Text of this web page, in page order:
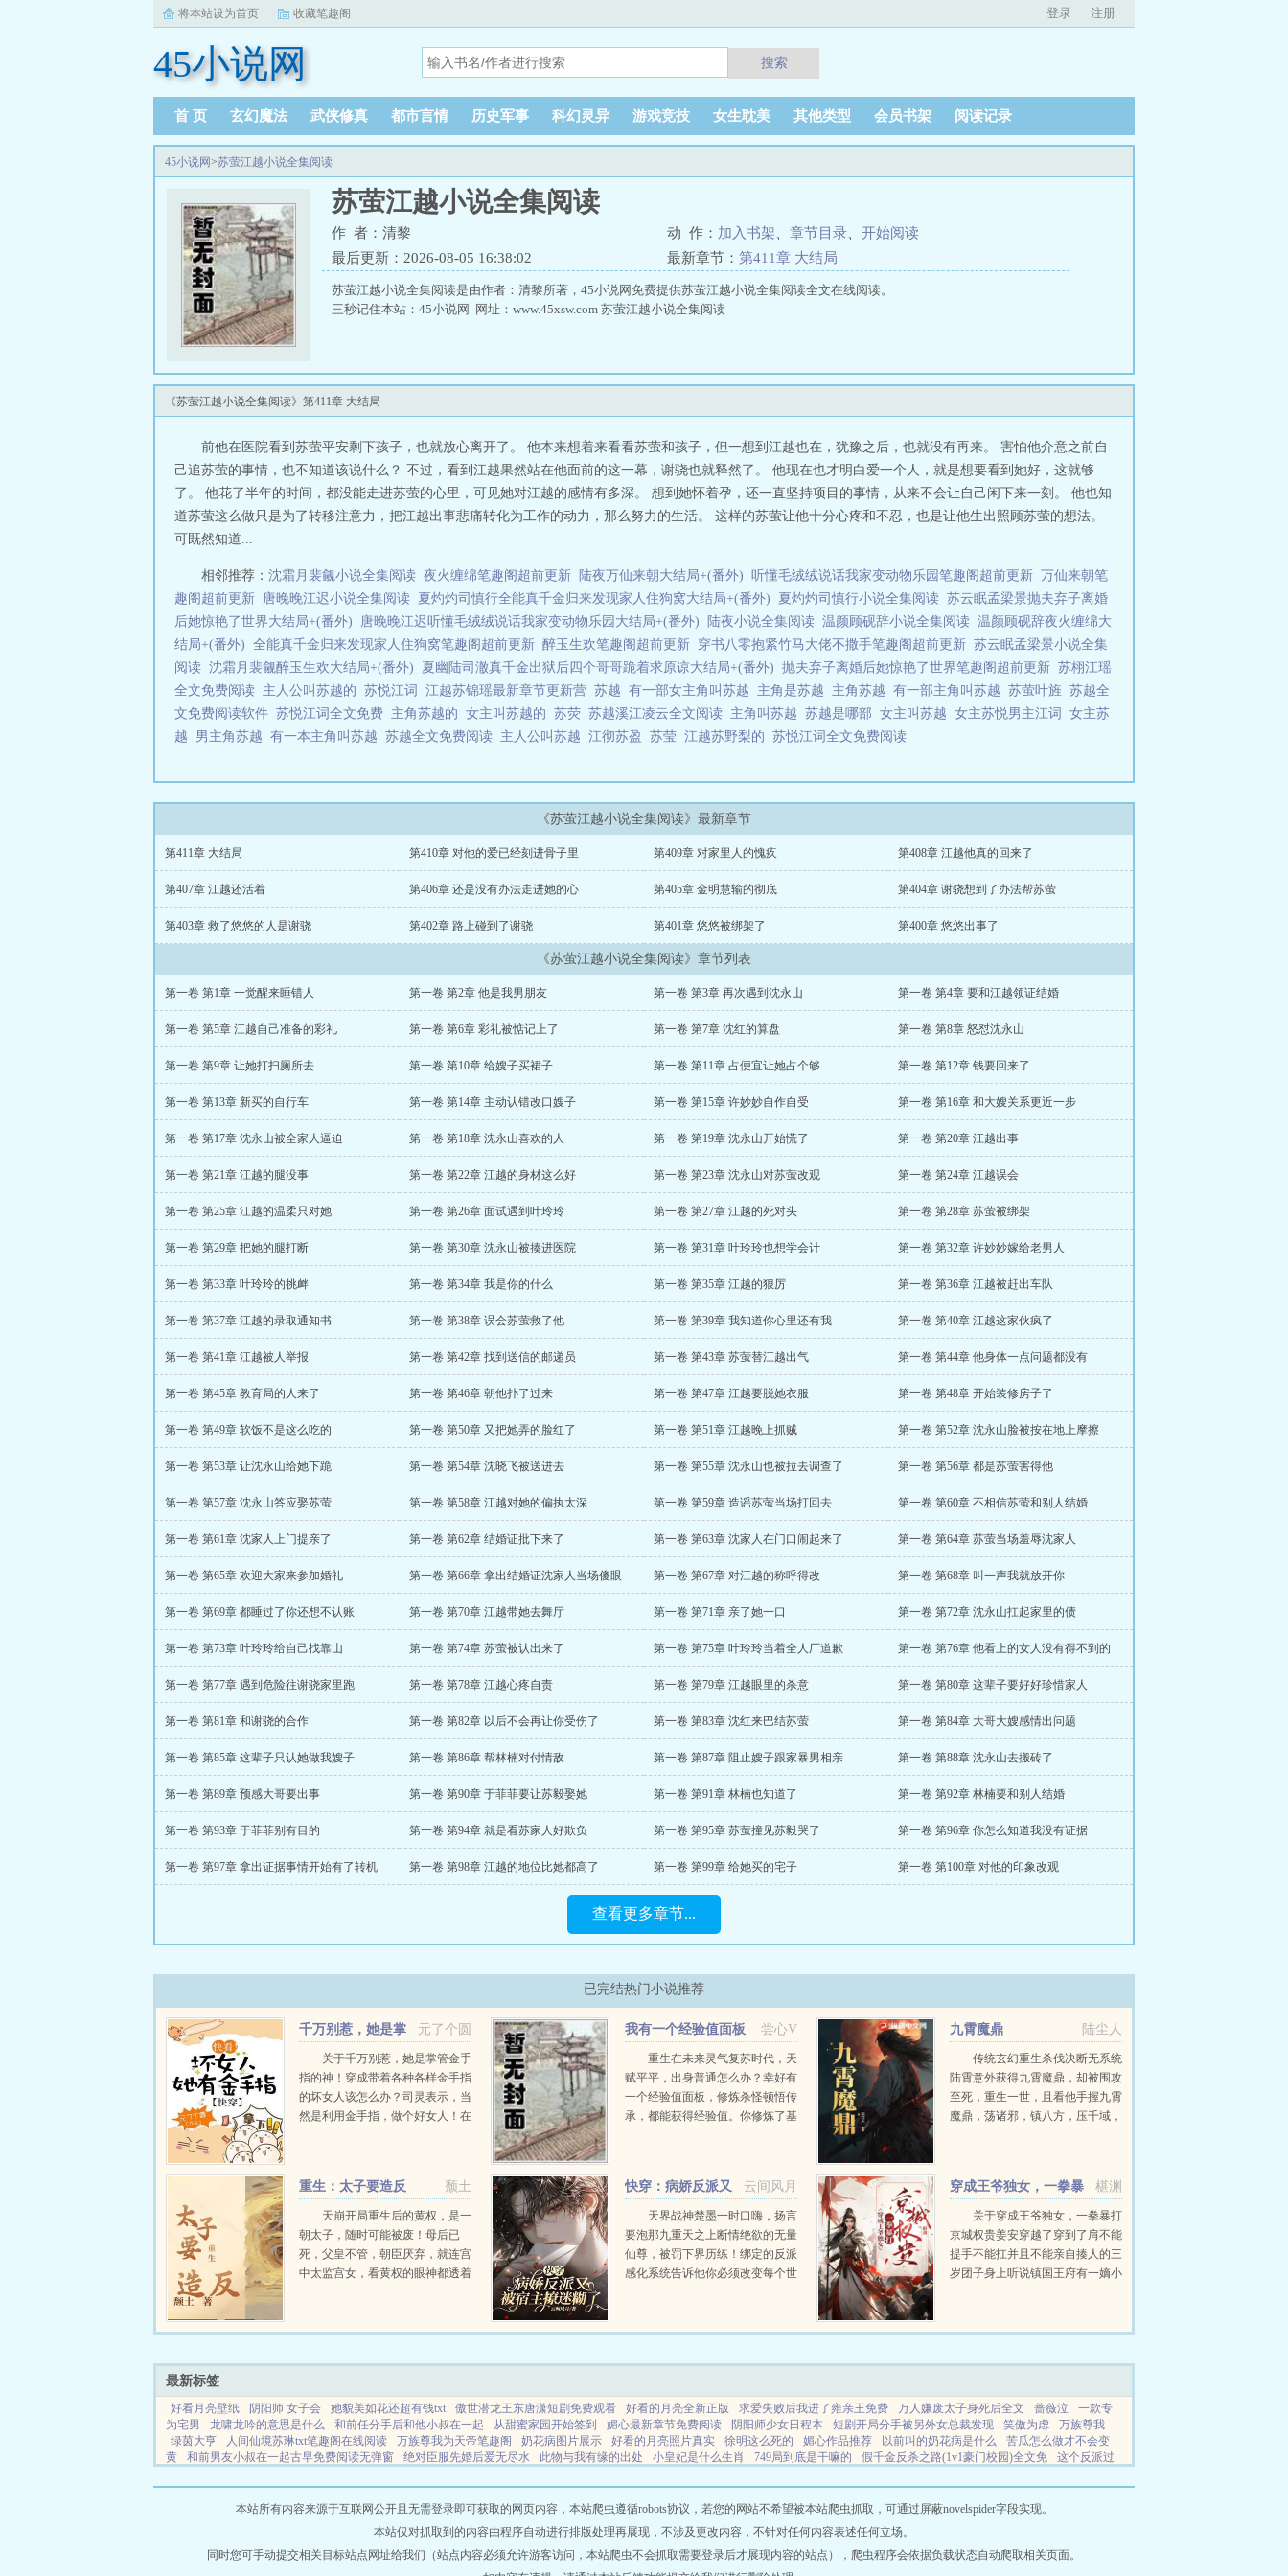
将本站设为首页 收藏笔趣阁 登录 注册
45小说网 搜索
首 页 玄幻魔法 武侠修真 都市言情 历史军事 科幻灵异 游戏竞技 女生耽美 其他类型 会员书架 阅读记录
45小说网>苏萤江越小说全集阅读
苏萤江越小说全集阅读
作 者：清黎 动 作： 加入书架 章节目录
开始阅读
最后更新：2026-08-05 16:38:02
最新章节： 第411章 大结局
苏萤江越小说全集阅读是由作者：清黎所著，45小说网免费提供苏萤江越小说全集阅读全文在线阅读。
三秒记住本站：45小说网 网址：www.45xsw.com 苏萤江越小说全集阅读
《苏萤江越小说全集阅读》第411章 大结局
前他在医院看到苏萤平安剩下孩子，也就放心离开了。 他本来想着来看看苏萤和孩子，但一想到江越也在，犹豫之后，也就没有再来。 害怕他介意之前自
己追苏萤的事情，也不知道该说什么？ 不过，看到江越果然站在他面前的这一幕，谢骁也就释然了。 他现在也才明白爱一个人，就是想要看到她好，这就够
了。 他花了半年的时间，都没能走进苏萤的心里，可见她对江越的感情有多深。 想到她怀着孕，还一直坚持项目的事情，从来不会让自己闲下来一刻。 他也知
道苏萤这么做只是为了转移注意力，把江越出事悲痛转化为工作的动力，那么努力的生活。 这样的苏萤让他十分心疼和不忍，也是让他生出照顾苏萤的想法。
可既然知道...
相邻推荐： 沈霜月裴觎小说全集阅读 夜火缠绵笔趣阁超前更新 陆夜万仙来朝大结局+(番外) 听懂毛绒绒说话我家变动物乐园笔趣阁超前更新 万仙来朝笔
趣阁超前更新 唐晚晚江迟小说全集阅读 夏灼灼司慎行全能真千金归来发现家人住狗窝大结局+(番外) 夏灼灼司慎行小说全集阅读 苏云眠孟梁景抛夫弃子离婚
后她惊艳了世界大结局+(番外)
唐晚晚江迟听懂毛绒绒说话我家变动物乐园大结局+(番外) 陆夜小说全集阅读 温颜顾砚辞小说全集阅读 温颜顾砚辞夜火缠绵大
结局+(番外) 全能真千金归来发现家人住狗窝笔趣阁超前更新 醉玉生欢笔趣阁超前更新 穿书八零抱紧竹马大佬不撒手笔趣阁超前更新 苏云眠孟梁景小说全集
阅读 沈霜月裴觎醉玉生欢大结局+(番外) 夏幽陆司澈真千金出狱后四个哥哥跪着求原谅大结局+(番外) 抛夫弃子离婚后她惊艳了世界笔趣阁超前更新 苏栩江瑶
全文免费阅读 主人公叫苏越的 苏悦江词 江越苏锦瑶最新章节更新营 苏越 有一部女主角叫苏越 主角是苏越 主角苏越 有一部主角叫苏越 苏萤叶旌 苏越全
文免费阅读软件 苏悦江词全文免费 主角苏越的 女主叫苏越的 苏荧 苏越溪江凌云全文阅读 主角叫苏越 苏越是哪部 女主叫苏越 女主苏悦男主江词 女主苏
越 男主角苏越 有一本主角叫苏越 苏越全文免费阅读 主人公叫苏越 江彻苏盈 苏莹 江越苏野梨的 苏悦江词全文免费阅读
《苏萤江越小说全集阅读》最新章节
第411章 大结局 第410章 对他的爱已经刻进骨子里 第409章 对家里人的愧疚 第408章 江越他真的回来了
第407章 江越还活着 第406章 还是没有办法走进她的心 第405章 金明慧输的彻底 第404章 谢骁想到了办法帮苏萤
第403章 救了悠悠的人是谢骁 第402章 路上碰到了谢骁 第401章 悠悠被绑架了 第400章 悠悠出事了
《苏萤江越小说全集阅读》章节列表
第一卷 第1章 一觉醒来睡错人 第一卷 第2章 他是我男朋友 第一卷 第3章 再次遇到沈永山 第一卷 第4章 要和江越领证结婚
第一卷 第5章 江越自己准备的彩礼 第一卷 第6章 彩礼被惦记上了 第一卷 第7章 沈红的算盘 第一卷 第8章 怒怼沈永山
第一卷 第9章 让她打扫厕所去 第一卷 第10章 给嫂子买裙子 第一卷 第11章 占便宜让她占个够 第一卷 第12章 钱要回来了
第一卷 第13章 新买的自行车 第一卷 第14章 主动认错改口嫂子 第一卷 第15章 许妙妙自作自受 第一卷 第16章 和大嫂关系更近一步
第一卷 第17章 沈永山被全家人逼迫 第一卷 第18章 沈永山喜欢的人 第一卷 第19章 沈永山开始慌了 第一卷 第20章 江越出事
第一卷 第21章 江越的腿没事 第一卷 第22章 江越的身材这么好 第一卷 第23章 沈永山对苏萤改观 第一卷 第24章 江越误会
第一卷 第25章 江越的温柔只对她 第一卷 第26章 面试遇到叶玲玲 第一卷 第27章 江越的死对头 第一卷 第28章 苏萤被绑架
第一卷 第29章 把她的腿打断 第一卷 第30章 沈永山被揍进医院 第一卷 第31章 叶玲玲也想学会计 第一卷 第32章 许妙妙嫁给老男人
第一卷 第33章 叶玲玲的挑衅 第一卷 第34章 我是你的什么 第一卷 第35章 江越的狠厉 第一卷 第36章 江越被赶出车队
第一卷 第37章 江越的录取通知书 第一卷 第38章 误会苏萤救了他 第一卷 第39章 我知道你心里还有我 第一卷 第40章 江越这家伙疯了
第一卷 第41章 江越被人举报 第一卷 第42章 找到送信的邮递员 第一卷 第43章 苏萤替江越出气 第一卷 第44章 他身体一点问题都没有
第一卷 第45章 教育局的人来了 第一卷 第46章 朝他扑了过来 第一卷 第47章 江越要脱她衣服 第一卷 第48章 开始装修房子了
第一卷 第49章 软饭不是这么吃的 第一卷 第50章 又把她弄的脸红了 第一卷 第51章 江越晚上抓贼 第一卷 第52章 沈永山脸被按在地上摩擦
第一卷 第53章 让沈永山给她下跪 第一卷 第54章 沈晓飞被送进去 第一卷 第55章 沈永山也被拉去调查了 第一卷 第56章 都是苏萤害得他
第一卷 第57章 沈永山答应娶苏萤 第一卷 第58章 江越对她的偏执太深 第一卷 第59章 造谣苏萤当场打回去 第一卷 第60章 不相信苏萤和别人结婚
第一卷 第61章 沈家人上门提亲了 第一卷 第62章 结婚证批下来了 第一卷 第63章 沈家人在门口闹起来了 第一卷 第64章 苏萤当场羞辱沈家人
第一卷 第65章 欢迎大家来参加婚礼 第一卷 第66章 拿出结婚证沈家人当场傻眼 第一卷 第67章 对江越的称呼得改 第一卷 第68章 叫一声我就放开你
第一卷 第69章 都睡过了你还想不认账 第一卷 第70章 江越带她去舞厅 第一卷 第71章 亲了她一口 第一卷 第72章 沈永山扛起家里的债
第一卷 第73章 叶玲玲给自己找靠山 第一卷 第74章 苏萤被认出来了 第一卷 第75章 叶玲玲当着全人厂道歉 第一卷 第76章 他看上的女人没有得不到的
第一卷 第77章 遇到危险往谢骁家里跑 第一卷 第78章 江越心疼自责 第一卷 第79章 江越眼里的杀意 第一卷 第80章 这辈子要好好珍惜家人
第一卷 第81章 和谢骁的合作 第一卷 第82章 以后不会再让你受伤了 第一卷 第83章 沈红来巴结苏萤 第一卷 第84章 大哥大嫂感情出问题
第一卷 第85章 这辈子只认她做我嫂子 第一卷 第86章 帮林楠对付情敌 第一卷 第87章 阻止嫂子跟家暴男相亲 第一卷 第88章 沈永山去搬砖了
第一卷 第89章 预感大哥要出事 第一卷 第90章 于菲菲要让苏毅娶她 第一卷 第91章 林楠也知道了 第一卷 第92章 林楠要和别人结婚
第一卷 第93章 于菲菲别有目的 第一卷 第94章 就是看苏家人好欺负 第一卷 第95章 苏萤撞见苏毅哭了 第一卷 第96章 你怎么知道我没有证据
第一卷 第97章 拿出证据事情开始有了转机 第一卷 第98章 江越的地位比她都高了 第一卷 第99章 给她买的宅子 第一卷 第100章 对他的印象改观
查看更多章节...
已完结热门小说推荐
元了个圆
千万别惹，她是掌
管金手指的神！
关于千万别惹，她是掌管金手
指的神！穿成带着各种各样金手指
的坏女人该怎么办？司灵表示，当
然是利用金手指，做个好女人！在
想得到我的...
尝心V
我有一个经验值面板
重生在未来灵气复苏时代，天
赋平平，出身普通怎么办？幸好有
一个经验值面板，修炼杀怪顿悟传
承，都能获得经验值。你修炼了基
陆尘人
九霄魔鼎
传统玄幻重生杀伐决断无系统
陆霄意外获得九霄魔鼎，却被围攻
至死，重生一世，且看他手握九霄
魔鼎，荡诸邪，镇八方，压千域，
颓土
重生：太子要造反
天崩开局重生后的黄权，是一
朝太子，随时可能被废！母后已
死，父皇不管，朝臣厌弃，就连宫
中太监宫女，看黄权的眼神都透着
子肆虐于中原，宁远军集团作壁上
云间风月
快穿：病娇反派又
被宿主撩迷糊了
天界战神楚墨一时口嗨，扬言
要泡那九重天之上断情绝欲的无量
仙尊，被罚下界历练！绑定的反派
感化系统告诉他你必须改变每个世
信手拈来，后来才发现没那么简
椹渊
穿成王爷独女，一拳暴
打京城权贵
关于穿成王爷独女，一拳暴打
京城权贵姜安穿越了穿到了肩不能
提手不能扛并且不能亲自揍人的三
岁团子身上听说镇国王府有一嫡小
姐，打起人来邦邦响，来一个揍一
最新标签
好看月亮壁纸 阴阳师 女子会 她貌美如花还超有钱txt 傲世潜龙王东唐潇短剧免费观看 好看的月亮全新正版 求爱失败后我进了雍亲王免费 万人嫌废太子身死后全文 蔷薇泣
一款专
为宅男
龙啸龙吟的意思是什么 和前任分手后和他小叔在一起 从甜蜜家园开始签到 媚心最新章节免费阅读 阴阳师少女日程本 短剧开局分手被另外女总裁发现 笑傲为虑
万族尊我
绿茵大亨
人间仙境苏琳txt笔趣阁在线阅读 万族尊我为天帝笔趣阁 奶花病图片展示 好看的月亮照片真实 徐明这么死的 媚心作品推荐 以前叫的奶花病是什么
苦瓜怎么做才不会变
黄
和前男友小叔在一起古早免费阅读无弹窗 绝对臣服先婚后爱无尽水 此物与我有缘的出处 小皇妃是什么生肖 749局到底是干嘛的 假千金反杀之路(1v1豪门校园)全文免
这个反派过
风暴系列游戏书
矮人王多少战力可以打 推文了木白柏柏推文 她貌美如花全文免费阅读 她貌美如花还超有钱免费阅读 我在八零追糙汉笔趣阁最新章节列表
渔家渔女一家亲全文免费阅
替嫁后影卫小夫郎的 还前世的愿 她美貌双全 玉腰(古言 1v2 种田)_瓜宝_智能作者瓜宝 和前任他叔在恋综上红了 月亮好美啊下半句是啥 诛天万界
隐婚萌妻暗恋55次全文免费阅
盛唐之帝国 阮星星的个人简介 宅男之家系统排行榜最新 宅男的终极科幻 光荣绽放凤凰传奇 艾莉丝之死
曲江山属于什么档次
小傻子被豪门团宠吗 王者荣耀推塔快的英雄有哪些 江山得意集全文 玉腰奴最新章节 瘾婚密令免费阅读最新章节更新 我是男主的病弱青梅免费阅读
画师东京
我在异界养男神下拉式奇漫屋 小明的生活经历 沈嫣日记syrj 还前世今生债最忌讳三个东西
本站所有内容来源于互联网公开且无需登录即可获取的网页内容，本站爬虫遵循robots协议，若您的网站不希望被本站爬虫抓取，可通过屏蔽novelspider字段实现。
本站仅对抓取到的内容由程序自动进行排版处理再展现，不涉及更改内容，不针对任何内容表述任何立场。
同时您可手动提交相关目标站点网址给我们（站点内容必须允许游客访问，本站爬虫不会抓取需要登录后才展现内容的站点），爬虫程序会依据负载状态自动爬取相关页面。